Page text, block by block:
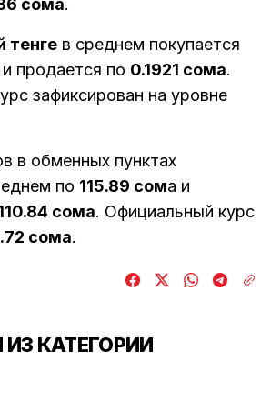
сома.
тенге в среднем покупается
и продается по 0.1921 сома.
зафиксирован на уровне
в обменных пунктах
по 115.89 сома и
сома. Официальный курс
сома.
КАТЕГОРИИ